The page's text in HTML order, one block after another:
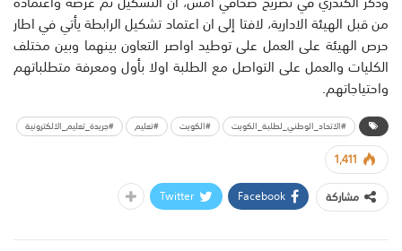
من قبل الهيئة الادارية، لافتا إلى ان اعتماد تشكيل الرابطة يأتي في اطار
حرص الهيئة على العمل على توطيد اواصر التعاون بينهما وبين مختلف
الكليات والعمل على التواصل مع الطلبة اولا بأول ومعرفة متطلباتهم
واحتياجاتهم.
#الاتحاد_الوطني_لطلبة_الكويت #الكويت #تعليم #جريدة_تعليم_الالكترونية
1,411
مشاركة
Facebook
Twitter